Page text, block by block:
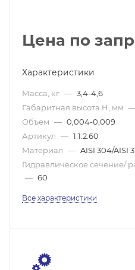
Цена по
Характеристики
Масса, кг — 3,4-4,6
Габаритная высота H, мм
Объем — 0,004-0,009
Артикул — 1.1.2.60
Материал — AISI 304/AISI
Гидравлическое сечение/
— 60
Все характеристики